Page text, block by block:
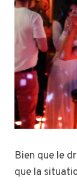
Bien que le
que la